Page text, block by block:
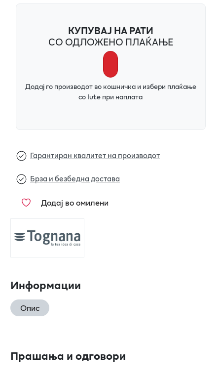
КУПУВАЈ НА РАТИ
СО ОДЛОЖЕНО ПЛАЌАЊЕ
Додај го производот во кошничка и избери плаќање
со Iute при наплата
Гарантиран квалитет на производот
Брза и безбедна достава
Додај во омилени
Информации
Опис
Прашања и одговори